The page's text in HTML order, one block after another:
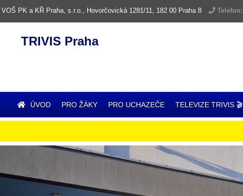
PK a KŘ Praha, s.r.o., Hovorčovická 1281/11, 182 00 Praha 8 Telefon:
TRIVIS Praha
ÚVOD PRO ŽÁKY PRO UCHAZEČE TELEVIZE TRIVIS 🎬